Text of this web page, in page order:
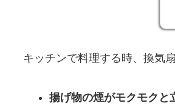
キッチンで料理する時、換気
揚げ物の煙がモクモク